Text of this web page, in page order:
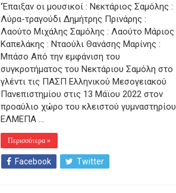
‘Έπαιξαν οι μουσικοί : Νεκτάριος Σαμόλης :
Λύρα-τραγούδι Δημήτρης Πρινάρης :
Λαούτο Μιχάλης Σαμόλης : Λαούτο Μάριος
Καπελάκης : Νταούλι Θανάσης Μαρίνης :
Μπάσο Από την εμφάνιση του
συγκροτήματος του Νεκτάριου Σαμόλη στο
γλέντι τις ΠΑΣΠ Ελληνικού Μεσογειακού
Πανεπιστημίου στις 13 Μάϊου 2022 στον
προαύλιο χώρο του κλειστού γυμναστηρίου
ΕΛΜΕΠΑ …
Περισσότερα »
Facebook Twitter